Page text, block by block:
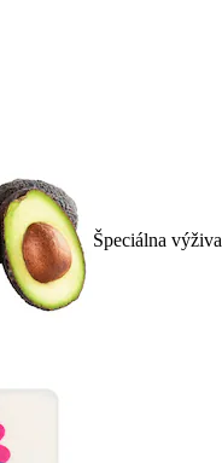
Špeciálna výživa